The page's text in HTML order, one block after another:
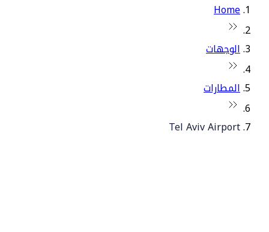
Home
الوجهات
المطارات
Tel Aviv Airport